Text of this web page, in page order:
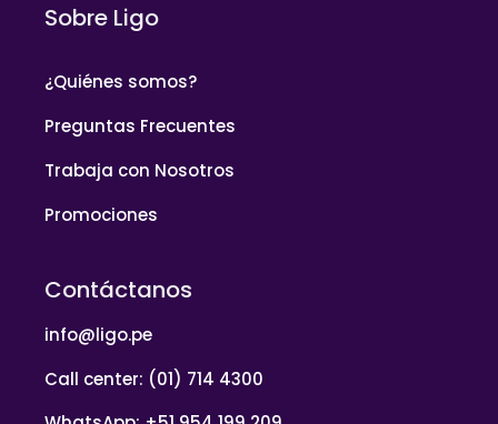
Sobre Ligo
¿Quiénes somos?
Preguntas Frecuentes
Trabaja con Nosotros
Promociones
Contáctanos
info@ligo.pe
Call center: (01) 714 4300